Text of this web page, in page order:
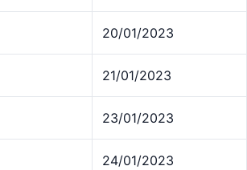
20/01/2023
21/01/2023
23/01/2023
24/01/2023